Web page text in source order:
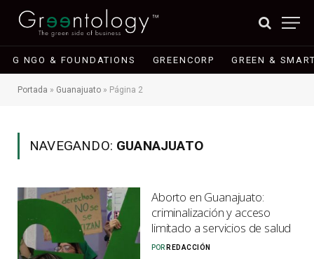
G NGO & FOUNDATIONS GREENCORP GREEN &
Portada » Guanajuato » Página 2
NAVEGANDO: GUANAJUATO
Aborto en Guanajuato:
criminalización y acceso
limitado a servicios de salud
POR REDACCIÓN